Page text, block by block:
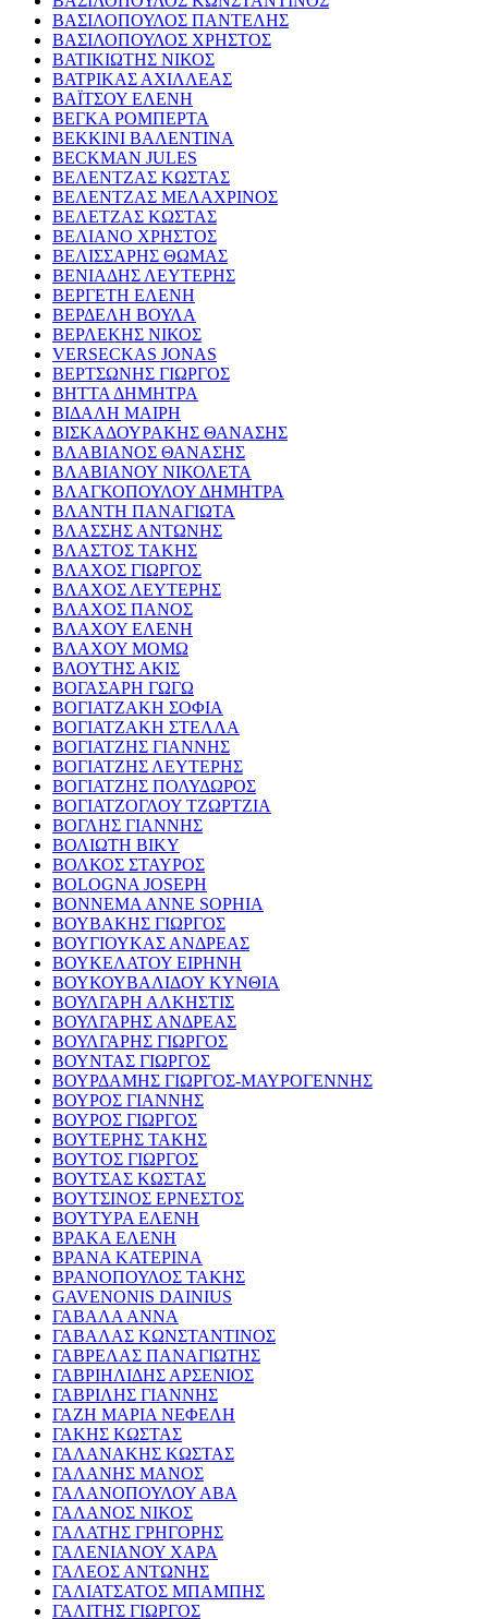
ΒΑΣΙΛΟΠΟΥΛΟΣ ΠΑΝΤΕΛΗΣ
ΒΑΣΙΛΟΠΟΥΛΟΣ ΧΡΗΣΤΟΣ
ΒΑΤΙΚΙΩΤΗΣ ΝΙΚΟΣ
ΒΑΤΡΙΚΑΣ ΑΧΙΛΛΕΑΣ
ΒΑΪΤΣΟΥ ΕΛΕΝΗ
ΒΕΓΚΑ ΡΟΜΠΕΡΤΑ
ΒΕΚΚΙΝΙ ΒΑΛΕΝΤΙΝΑ
BECKMAN JULES
ΒΕΛΕΝΤΖΑΣ ΚΩΣΤΑΣ
ΒΕΛΕΝΤΖΑΣ ΜΕΛΑΧΡΙΝΟΣ
ΒΕΛΕΤΖΑΣ ΚΩΣΤΑΣ
ΒΕΛΙΑΝΟ ΧΡΗΣΤΟΣ
ΒΕΛΙΣΣΑΡΗΣ ΘΩΜΑΣ
ΒΕΝΙΑΔΗΣ ΛΕΥΤΕΡΗΣ
ΒΕΡΓΕΤΗ ΕΛΕΝΗ
ΒΕΡΔΕΛΗ ΒΟΥΛΑ
ΒΕΡΛΕΚΗΣ ΝΙΚΟΣ
VERSECKAS JONAS
ΒΕΡΤΣΩΝΗΣ ΓΙΩΡΓΟΣ
ΒΗΤΤΑ ΔΗΜΗΤΡΑ
ΒΙΔΑΛΗ ΜΑΙΡΗ
ΒΙΣΚΑΔΟΥΡΑΚΗΣ ΘΑΝΑΣΗΣ
ΒΛΑΒΙΑΝΟΣ ΘΑΝΑΣΗΣ
ΒΛΑΒΙΑΝΟΥ ΝΙΚΟΛΕΤΑ
ΒΛΑΓΚΟΠΟΥΛΟΥ ΔΗΜΗΤΡΑ
ΒΛΑΝΤΗ ΠΑΝΑΓΙΩΤΑ
ΒΛΑΣΣΗΣ ΑΝΤΩΝΗΣ
ΒΛΑΣΤΟΣ ΤΑΚΗΣ
ΒΛΑΧΟΣ ΓΙΩΡΓΟΣ
ΒΛΑΧΟΣ ΛΕΥΤΕΡΗΣ
ΒΛΑΧΟΣ ΠΑΝΟΣ
ΒΛΑΧΟΥ ΕΛΕΝΗ
ΒΛΑΧΟΥ ΜΟΜΩ
ΒΛΟΥΤΗΣ ΑΚΙΣ
ΒΟΓΑΣΑΡΗ ΓΩΓΩ
ΒΟΓΙΑΤΖΑΚΗ ΣΟΦΙΑ
ΒΟΓΙΑΤΖΑΚΗ ΣΤΕΛΛΑ
ΒΟΓΙΑΤΖΗΣ ΓΙΑΝΝΗΣ
ΒΟΓΙΑΤΖΗΣ ΛΕΥΤΕΡΗΣ
ΒΟΓΙΑΤΖΗΣ ΠΟΛΥΔΩΡΟΣ
ΒΟΓΙΑΤΖΟΓΛΟΥ ΤΖΩΡΤΖΙΑ
ΒΟΓΛΗΣ ΓΙΑΝΝΗΣ
ΒΟΛΙΩΤΗ ΒΙΚΥ
ΒΟΛΚΟΣ ΣΤΑΥΡΟΣ
BOLOGNA JOSEPH
BONNEMA ANNE SOPHIA
ΒΟΥΒΑΚΗΣ ΓΙΩΡΓΟΣ
ΒΟΥΓΙΟΥΚΑΣ ΑΝΔΡΕΑΣ
ΒΟΥΚΕΛΑΤΟΥ ΕΙΡΗΝΗ
ΒΟΥΚΟΥΒΑΛΙΔΟΥ ΚΥΝΘΙΑ
ΒΟΥΛΓΑΡΗ ΑΛΚΗΣΤΙΣ
ΒΟΥΛΓΑΡΗΣ ΑΝΔΡΕΑΣ
ΒΟΥΛΓΑΡΗΣ ΓΙΩΡΓΟΣ
ΒΟΥΝΤΑΣ ΓΙΩΡΓΟΣ
ΒΟΥΡΔΑΜΗΣ ΓΙΩΡΓΟΣ-ΜΑΥΡΟΓΕΝΝΗΣ
ΒΟΥΡΟΣ ΓΙΑΝΝΗΣ
ΒΟΥΡΟΣ ΓΙΩΡΓΟΣ
ΒΟΥΤΕΡΗΣ ΤΑΚΗΣ
ΒΟΥΤΟΣ ΓΙΩΡΓΟΣ
ΒΟΥΤΣΑΣ ΚΩΣΤΑΣ
ΒΟΥΤΣΙΝΟΣ ΕΡΝΕΣΤΟΣ
ΒΟΥΤΥΡΑ ΕΛΕΝΗ
ΒΡΑΚΑ ΕΛΕΝΗ
ΒΡΑΝΑ ΚΑΤΕΡΙΝΑ
ΒΡΑΝΟΠΟΥΛΟΣ ΤΑΚΗΣ
GAVENONIS DAINIUS
ΓΑΒΑΛΑ ΑΝΝΑ
ΓΑΒΑΛΑΣ ΚΩΝΣΤΑΝΤΙΝΟΣ
ΓΑΒΡΕΛΑΣ ΠΑΝΑΓΙΩΤΗΣ
ΓΑΒΡΙΗΛΙΔΗΣ ΑΡΣΕΝΙΟΣ
ΓΑΒΡΙΛΗΣ ΓΙΑΝΝΗΣ
ΓΑΖΗ ΜΑΡΙΑ ΝΕΦΕΛΗ
ΓΑΚΗΣ ΚΩΣΤΑΣ
ΓΑΛΑΝΑΚΗΣ ΚΩΣΤΑΣ
ΓΑΛΑΝΗΣ ΜΑΝΟΣ
ΓΑΛΑΝΟΠΟΥΛΟΥ ΑΒΑ
ΓΑΛΑΝΟΣ ΝΙΚΟΣ
ΓΑΛΑΤΗΣ ΓΡΗΓΟΡΗΣ
ΓΑΛΕΝΙΑΝΟΥ ΧΑΡΑ
ΓΑΛΕΟΣ ΑΝΤΩΝΗΣ
ΓΑΛΙΑΤΣΑΤΟΣ ΜΠΑΜΠΗΣ
ΓΑΛΙΤΗΣ ΓΙΩΡΓΟΣ